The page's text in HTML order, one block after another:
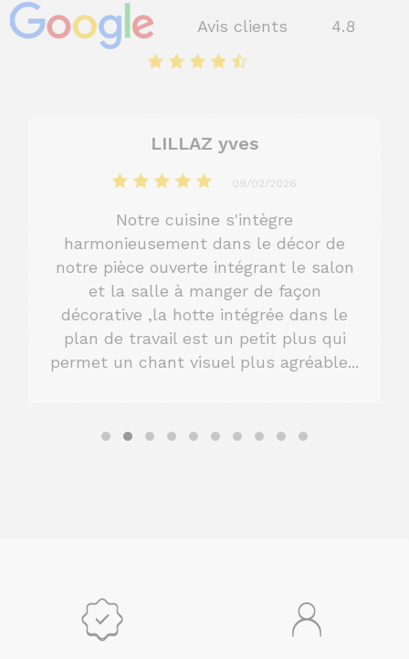
Avis clients 4.8
09/02/2026
cuisine s'intègre
dans le décor de
intégrant le salon
à manger de façon
hotte intégrée dans le
est un petit plus qui
visuel plus agréable...
Une cuisine
RAL de
pour coller à
Une pose
encore un